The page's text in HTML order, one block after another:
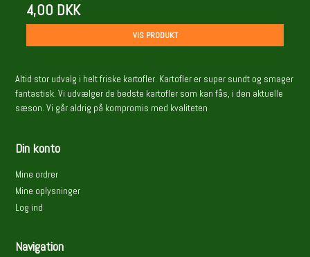
4,00 DKK
VIS PRODUKT
Altid stor udvalg i helt friske kartofler. Kartofler er super sundt og smager
fantastisk. Vi udvælger de bedste kartofler som kan fås, i den aktuelle
sæson. Vi går aldrig på kompromis med kvaliteten
Din konto
Mine ordrer
Mine oplysninger
Log ind
Navigation